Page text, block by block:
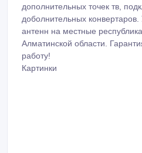
дополнительных точек тв,
доболнительных конвертаров.
антенн на местные
Алматинской области.
работу!
Картинки